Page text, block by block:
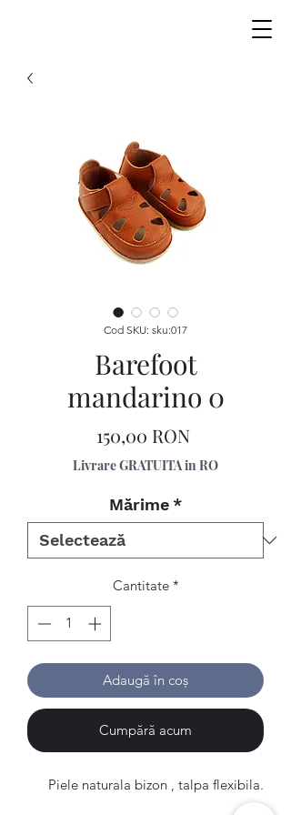
Cod SKU: sku:017
Barefoot
mandarino 0
150,00 RONPreț
Livrare GRATUITA in RO
Mărime *
Cantitate *
Adaugă în coș
Cumpără acum
Piele naturala bizon , talpa flexibila.